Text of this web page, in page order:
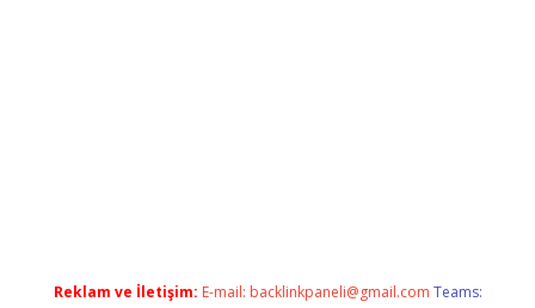
Reklam ve İletişim: E-mail: backlinkpaneli@gmail.com Teams: